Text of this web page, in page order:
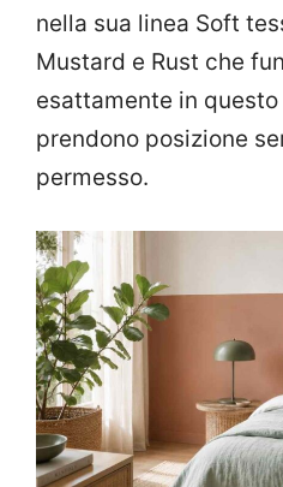
nella sua linea Soft
Mustard e Rust che
esattamente in
prendono posizione
permesso.